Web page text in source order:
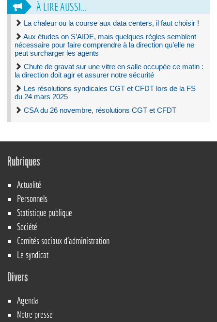
À LIRE AUSSI...
La chaleur ou la course aux data centers, il faut choisir !
Aux études on S’AIDE, mais quelques règles semblent
nécessaire pour faire comprendre à la direction qu’elle ne
peut surcharger les agents
Chute de gravat sur une vitre en salle occupée ce matin :
la direction doit agir et assurer notre sécurité
Les résolutions syndicales CGT et CFDT lors de la FS
du 24 mars 2025
CSA du 26 novembre, résolutions CGT et CFDT
Rubriques
Actualité
Personnels
Statistique publique
Société
Comités sociaux d’administration
Le syndicat
Divers
Agenda
Notre presse